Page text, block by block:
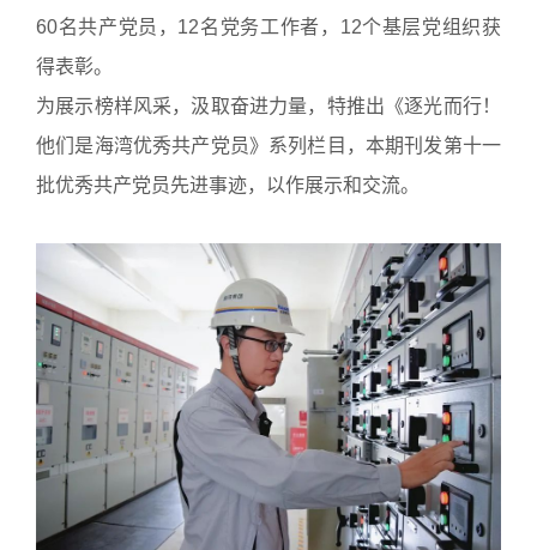
60名共产党员，12名党务工作者，12个基层党组织获
得表彰。
为展示榜样风采，汲取奋进力量，特推出《逐光而行！
他们是海湾优秀共产党员》系列栏目，本期刊发第十一
批优秀共产党员先进事迹，以作展示和交流。